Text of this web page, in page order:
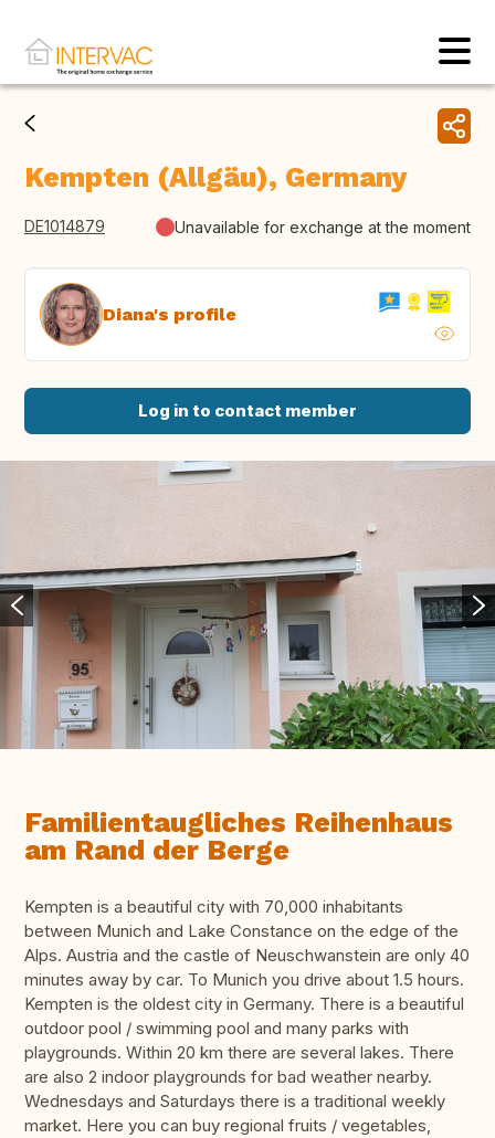
Kempten (Allgäu), Germany
DE1014879 Unavailable for exchange at the moment
Diana's profile
Log in to contact member
Familientaugliches Reihenhaus
am Rand der Berge
Kempten is a beautiful city with 70,000 inhabitants
between Munich and Lake Constance on the edge of the
Alps. Austria and the castle of Neuschwanstein are only 40
minutes away by car. To Munich you drive about 1.5 hours.
Kempten is the oldest city in Germany. There is a beautiful
outdoor pool / swimming pool and many parks with
playgrounds. Within 20 km there are several lakes. There
are also 2 indoor playgrounds for bad weather nearby.
Wednesdays and Saturdays there is a traditional weekly
market. Here you can buy regional fruits / vegetables,